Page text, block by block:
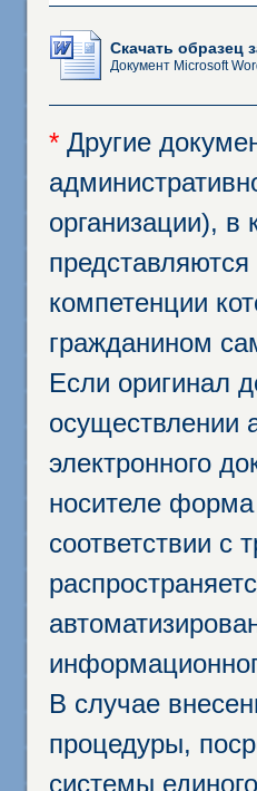
Скачать образец
Документ Microsoft
* Другие
организации), в
компетенции
гражданином
Если оригинал
осуществлении
электронного
носителе
соответствии с
В случае
процедуры,
системы